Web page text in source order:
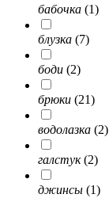
бабочка (1)
блузка (7)
боди (2)
брюки (21)
водолазка (2)
галстук(2)
джинсы (1)